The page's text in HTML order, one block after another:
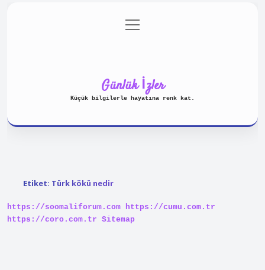
Gizlilik Politikası
menüyü
aç
Günlük İzler
Küçük bilgilerle hayatına renk kat.
Etiket: Türk kökü nedir
https://soomaliforum.com
https://cumu.com.tr
https://coro.com.tr Sitemap